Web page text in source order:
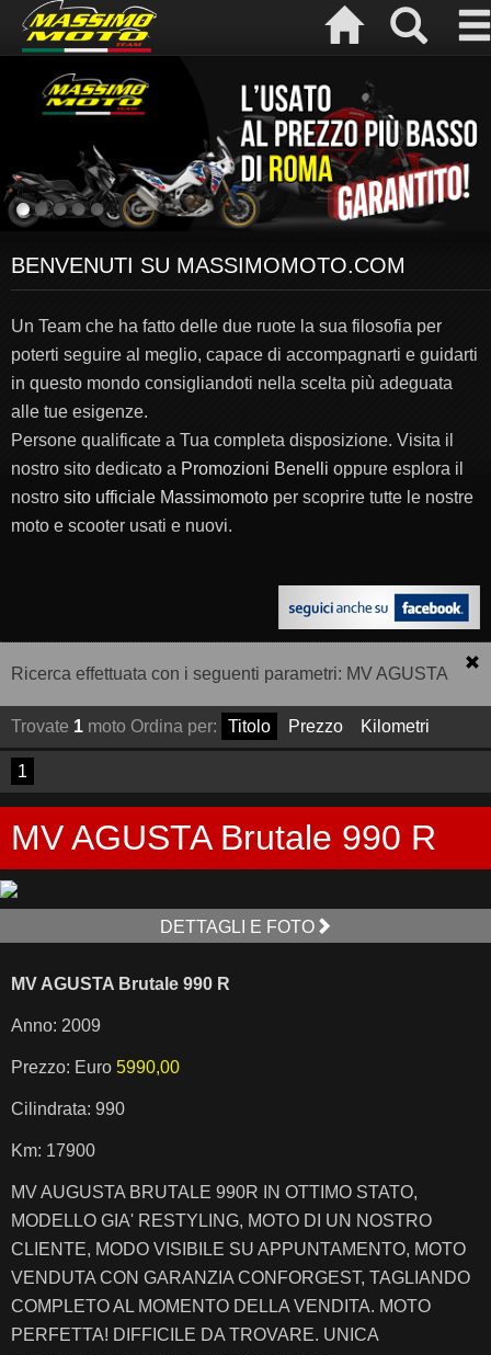
BENVENUTI SU MASSIMOMOTO.COM
Un Team che ha fatto delle due ruote la sua filosofia per
poterti seguire al meglio, capace di accompagnarti e guidarti
in questo mondo consigliandoti nella scelta più adeguata
alle tue esigenze.
Persone qualificate a Tua completa disposizione. Visita il
nostro sito dedicato a Promozioni Benelli oppure esplora il
nostro sito ufficiale Massimomoto per scoprire tutte le nostre
moto e scooter usati e nuovi.
Ricerca effettuata con i seguenti parametri: MV AGUSTA
Trovate 1 moto Ordina per: Titolo Prezzo Kilometri
1
MV AGUSTA Brutale 990 R
DETTAGLI E FOTO
MV AGUSTA Brutale 990 R
Anno: 2009
Prezzo: Euro 5990,00
Cilindrata: 990
Km: 17900
MV AUGUSTA BRUTALE 990R IN OTTIMO STATO,
MODELLO GIA' RESTYLING, MOTO DI UN NOSTRO
CLIENTE, MODO VISIBILE SU APPUNTAMENTO, MOTO
VENDUTA CON GARANZIA CONFORGEST, TAGLIANDO
COMPLETO AL MOMENTO DELLA VENDITA. MOTO
PERFETTA! DIFFICILE DA TROVARE. UNICA